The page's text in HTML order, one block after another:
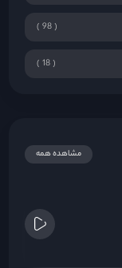
98
18
مشاهده همه